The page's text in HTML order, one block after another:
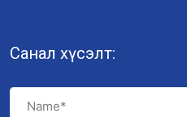
Санал хүсэлт: